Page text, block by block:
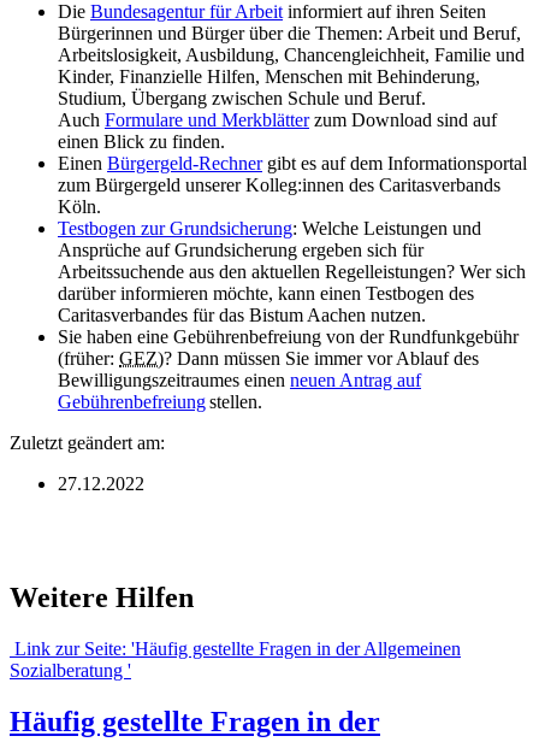
Die Bundesagentur für Arbeit informiert auf ihren Seiten
Bürgerinnen und Bürger über die Themen: Arbeit und Beruf,
Arbeitslosigkeit, Ausbildung, Chancengleichheit, Familie und
Kinder, Finanzielle Hilfen, Menschen mit Behinderung,
Studium, Übergang zwischen Schule und Beruf.
Auch Formulare und Merkblätterzum Download sind auf
einen Blick zu finden.
Einen Bürgergeld-Rechnergibt es auf dem Informationsportal
zum Bürgergeld unserer Kolleg:innen des Caritasverbands
Köln.
Testbogen zur Grundsicherung: Welche Leistungen und
Ansprüche auf Grundsicherung ergeben sich für
Arbeitssuchende aus den aktuellen Regelleistungen? Wer sich
darüber informieren möchte, kann einen Testbogen des
Caritasverbandes für das Bistum Aachen nutzen.
Sie haben eine Gebührenbefreiung von der Rundfunkgebühr
(früher: GEZ)? Dann müssen Sie immer vor Ablauf des
Bewilligungszeitraumes einen neuen Antrag auf
Gebührenbefreiungstellen.
Zuletzt geändert am:
27.12.2022
Weitere Hilfen
Link zur Seite: 'Häufig gestellte Fragen in der Allgemeinen
Sozialberatung '
Häufig gestellte Fragen in der